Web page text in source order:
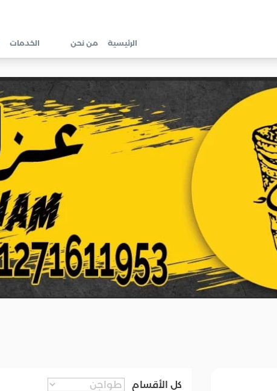
الرئيسية من نحن الخدمات
كل الأقسام